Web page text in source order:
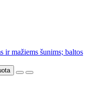
ir mažiems šunims; baltos